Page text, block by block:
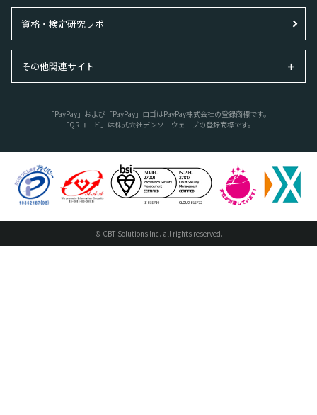
資格・検定研究ラボ
その他関連サイト
「PayPay」および「PayPay」ロゴはPayPay株式会社の登録商標です。
「QRコード」は株式会社デンソーウェーブの登録商標です。
© CBT-Solutions Inc. all rights reserved.